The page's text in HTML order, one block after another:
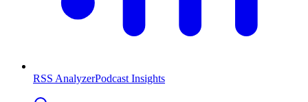
RSS AnalyzerPodcast Insights